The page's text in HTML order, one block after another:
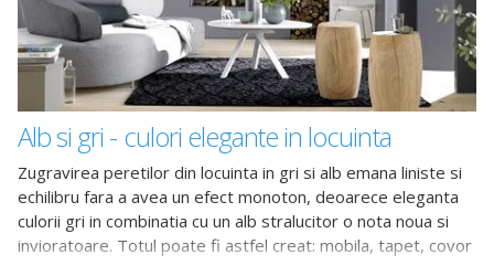
Alb si gri - culori elegante in locuinta
Zugravirea peretilor din locuinta in gri si alb emana liniste si
echilibru fara a avea un efect monoton, deoarece eleganta
culorii gri in combinatia cu un alb stralucitor o nota noua si
invioratoare. Totul poate fi astfel creat: mobila, tapet, covor